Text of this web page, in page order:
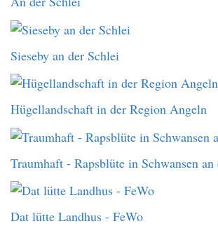
Sieseby an der Schlei
Hügellandschaft in der Region Angeln
Traumhaft - Rapsblüte in Schwansen an
Dat lütte Landhus - FeWo